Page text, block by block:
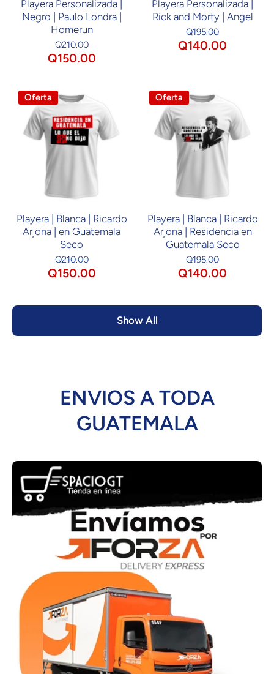
Playera Personalizada |
Negro | Paulo Londra |
Homerun
Q210.00
Q150.00
Playera Personalizada |
Rick and Morty | Angel
Q195.00
Q140.00
Oferta
Playera | Blanca | Ricardo
Arjona | en Guatemala
Seco
Q210.00
Q150.00
Oferta
Playera | Blanca | Ricardo
Arjona | Residencia en
Guatemala Seco
Q195.00
Q140.00
Show All
ENVIOS A TODA
GUATEMALA